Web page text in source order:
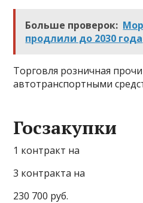
Больше проверок:
продлили до 2030 года
Торговля розничная
автотранспортными
Госзакупки
1 контракт на
3 контракта на
230 700 руб.